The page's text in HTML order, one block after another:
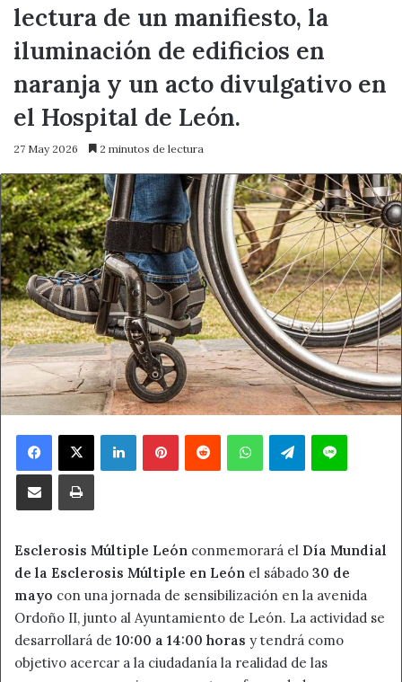
lectura de un manifiesto, la
iluminación de edificios en
naranja y un acto divulgativo en
el Hospital de León.
27 May 2026 2 minutos de lectura
Facebook
X LinkedInPinterestReddit WhatsAppTelegramLine
Compartir por correo electrónicoImprimir
Esclerosis Múltiple León conmemorará el Día Mundial
de la Esclerosis Múltiple en León el sábado 30 de
mayo con una jornada de sensibilización en la avenida
Ordoño II, junto al Ayuntamiento de León. La actividad se
desarrollará de 10:00 a 14:00 horas y tendrá como
objetivo acercar a la ciudadanía la realidad de las